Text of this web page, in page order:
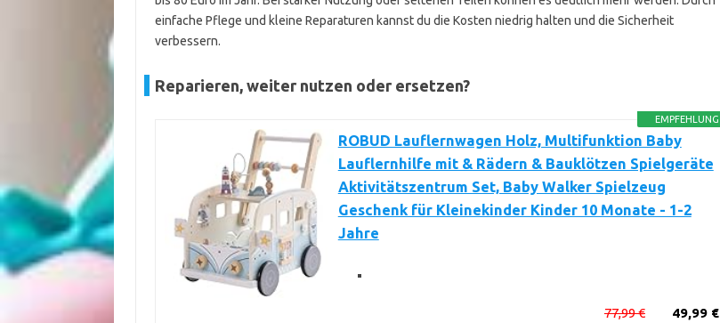
einfache Pflege und kleine Reparaturen kannst du die Kosten niedrig halten und die Sicherheit
verbessern.
Reparieren, weiter nutzen oder ersetzen?
EMPFEHLUNG
ROBUD Lauflernwagen Holz, Multifunktion Baby
Lauflernhilfe mit & Rädern & Bauklötzen Spielgeräte
Aktivitätszentrum Set, Baby Walker Spielzeug
Geschenk für Kleinekinder Kinder 10 Monate - 1-2
Jahre
49,99 €
77,99 €